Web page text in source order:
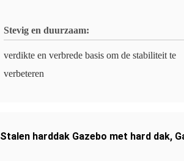
Stevig en duurzaam:
verdikte en verbrede basis om de stabiliteit te
verbeteren
Stalen harddak Gazebo met hard dak,